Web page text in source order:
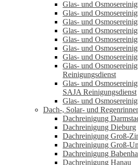
Glas- und
Glas- und
Glas- und
Glas- und
Glas- und
Glas- und
Glas- und
Glas- und
Reinigungsdienst
Glas- und
SAJA Reinigungsdienst
Glas- und
Dach-, Solar- und
Dachreinigung
Dachreinigung Dieburg
Dachreinigung Groß-
Dachreinigung Groß-
Dachreinigung
Dachreinigung Hanau